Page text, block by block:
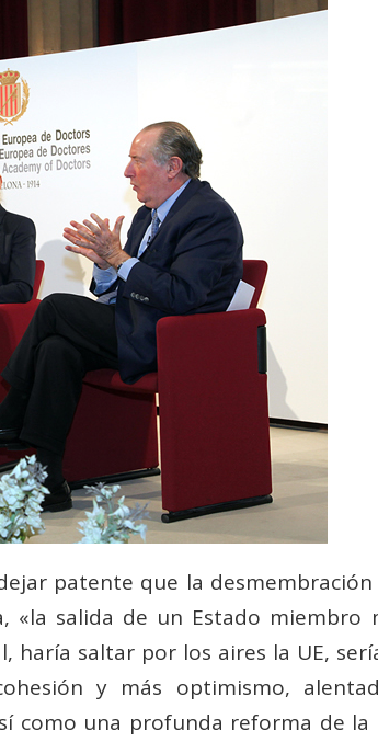
patente que la desmembración
«la salida de un Estado miembro
haría saltar por los aires la UE,
y más optimismo,
como una profunda reforma de